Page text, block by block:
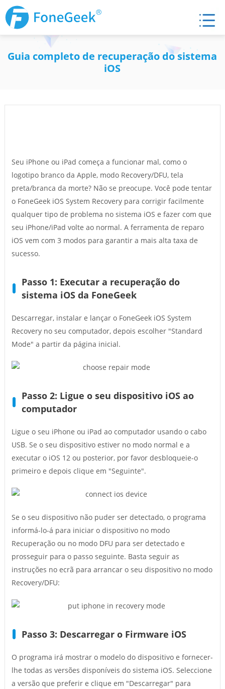
Guia completo de recuperação do sistema
iOS
Seu iPhone ou iPad começa a funcionar mal, como o
logotipo branco da Apple, modo Recovery/DFU, tela
preta/branca da morte? Não se preocupe. Você pode tentar
o FoneGeek iOS System Recovery para corrigir facilmente
qualquer tipo de problema no sistema iOS e fazer com que
seu iPhone/iPad volte ao normal. A ferramenta de reparo
iOS vem com 3 modos para garantir a mais alta taxa de
sucesso.
Passo 1: Executar a recuperação do
sistema iOS da FoneGeek
Descarregar, instalar e lançar o FoneGeek iOS System
Recovery no seu computador, depois escolher "Standard
Mode" a partir da página inicial.
Passo 2: Ligue o seu dispositivo iOS ao
computador
Ligue o seu iPhone ou iPad ao computador usando o cabo
USB. Se o seu dispositivo estiver no modo normal e a
executar o iOS 12 ou posterior, por favor desbloqueie-o
primeiro e depois clique em "Seguinte".
Se o seu dispositivo não puder ser detectado, o programa
informá-lo-á para iniciar o dispositivo no modo
Recuperação ou no modo DFU para ser detectado e
prosseguir para o passo seguinte. Basta seguir as
instruções no ecrã para arrancar o seu dispositivo no modo
Recovery/DFU:
Passo 3: Descarregar o Firmware iOS
O programa irá mostrar o modelo do dispositivo e fornecer-
lhe todas as versões disponíveis do sistema iOS. Seleccione
a versão que preferir e clique em "Descarregar" para